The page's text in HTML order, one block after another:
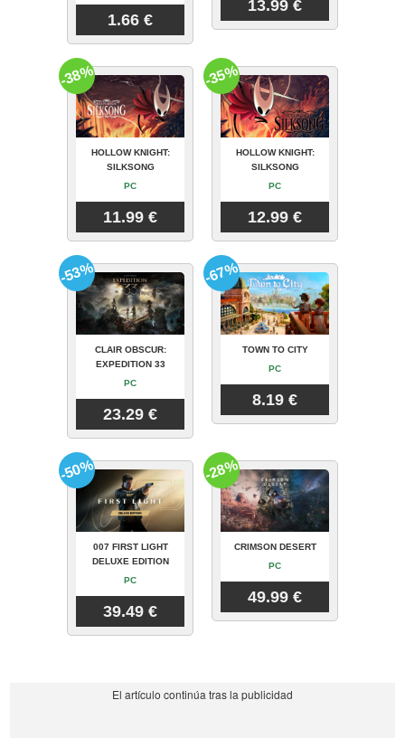
1.66 €
13.99 €
HOLLOW KNIGHT:
SILKSONG
PC
11.99 €
-38%
HOLLOW KNIGHT:
SILKSONG
PC
12.99 €
-35%
CLAIR OBSCUR:
EXPEDITION 33
PC
23.29 €
-53%
TOWN TO CITY
PC
8.19 €
-67%
007 FIRST LIGHT
DELUXE EDITION
PC
39.49 €
-50%
CRIMSON DESERT
PC
49.99 €
-28%